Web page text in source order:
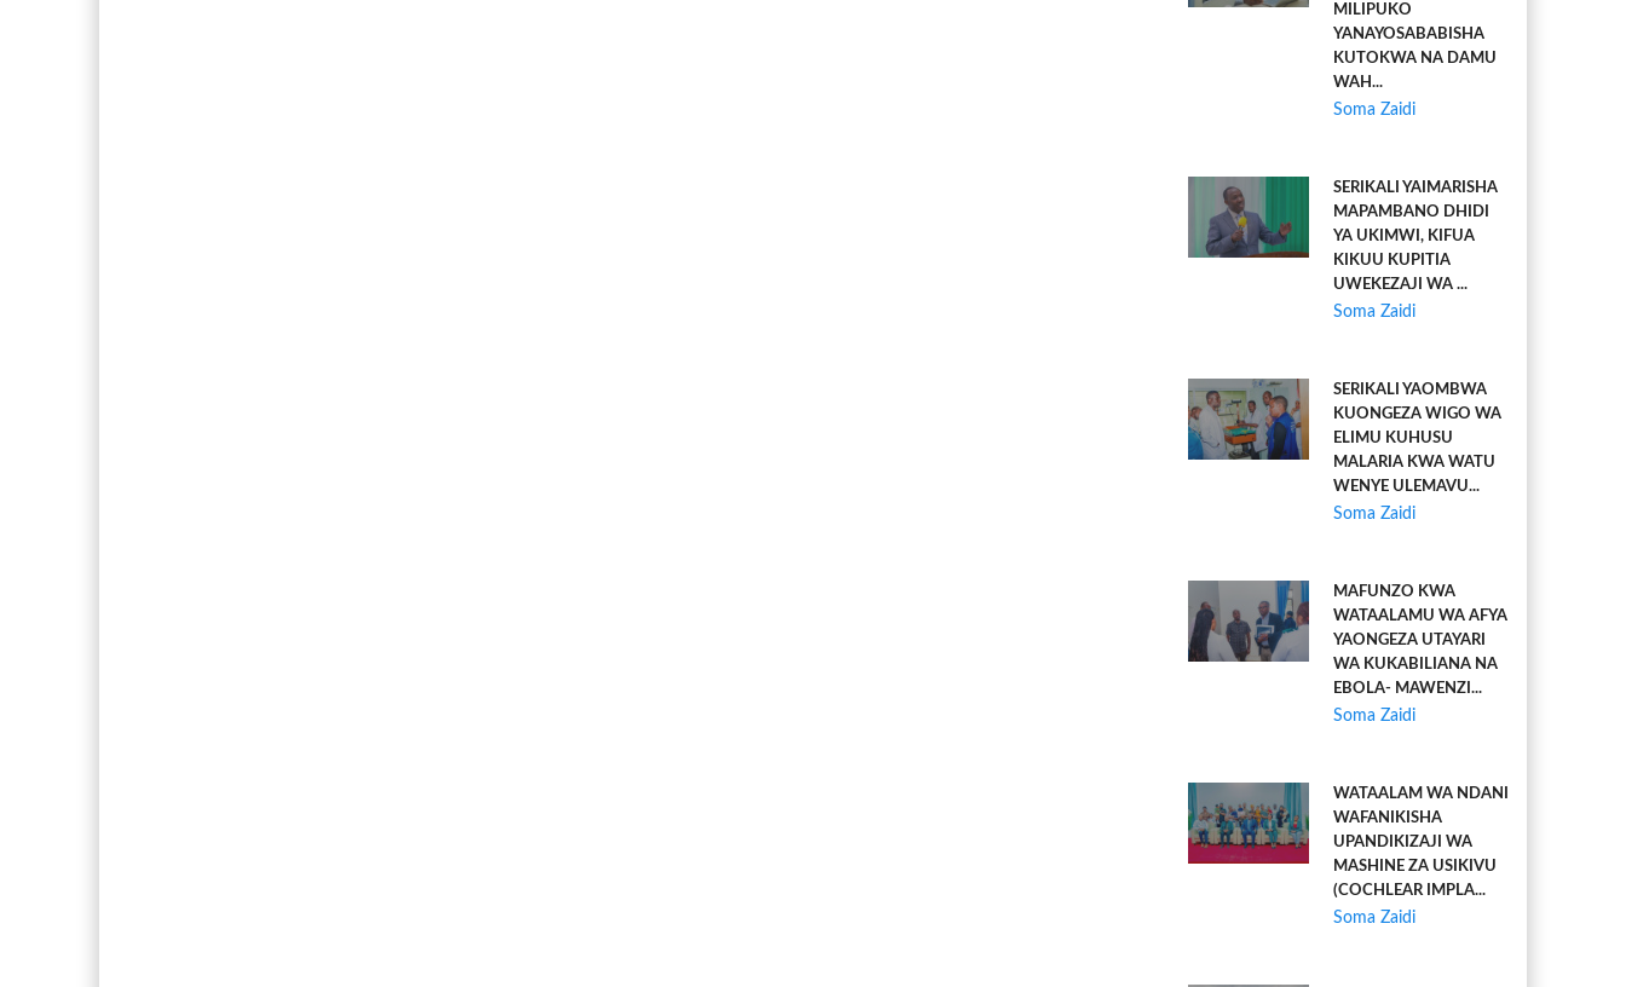
MILIPUKO
YANAYOSABABISHA
KUTOKWA NA DAMU
WAH...
Soma Zaidi
SERIKALI YAIMARISHA
MAPAMBANO DHIDI
YA UKIMWI, KIFUA
KIKUU KUPITIA
UWEKEZAJI WA ...
Soma Zaidi
SERIKALI YAOMBWA
KUONGEZA WIGO WA
ELIMU KUHUSU
MALARIA KWA WATU
WENYE ULEMAVU...
Soma Zaidi
MAFUNZO KWA
WATAALAMU WA AFYA
YAONGEZA UTAYARI
WA KUKABILIANA NA
EBOLA- MAWENZI...
Soma Zaidi
WATAALAM WA NDANI
WAFANIKISHA
UPANDIKIZAJI WA
MASHINE ZA USIKIVU
(COCHLEAR IMPLA...
Soma Zaidi